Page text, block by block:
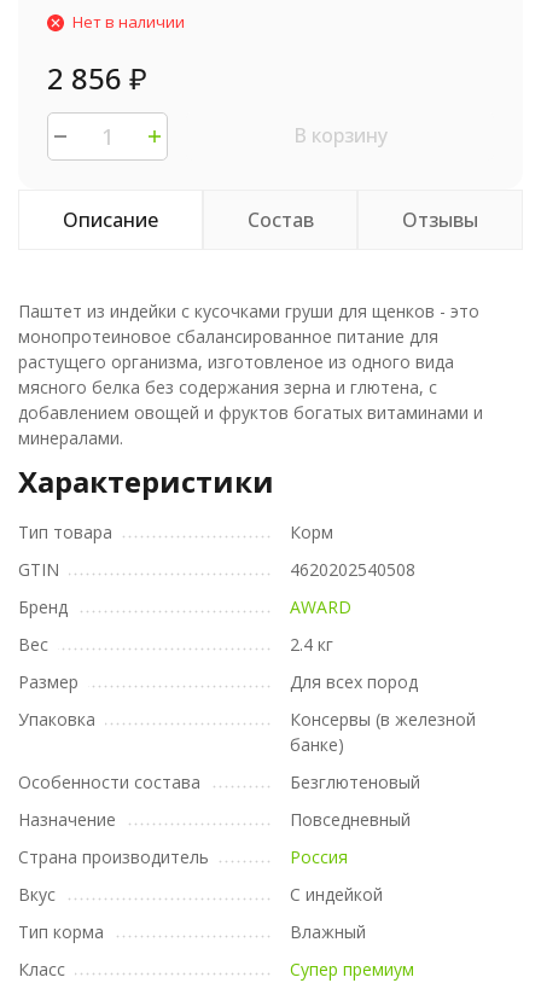
Нет в наличии
2 856 ₽
В корзину
Описание Состав Отзывы
Паштет из индейки с кусочками груши для щенков - это
монопротеиновое сбалансированное питание для
растущего организма, изготовленое из одного вида
мясного белка без содержания зерна и глютена, с
добавлением овощей и фруктов богатых витаминами и
минералами.
Характеристики
Тип товара
Корм
GTIN
4620202540508
Бренд
AWARD
Вес
2.4 кг
Размер
Для всех пород
Упаковка
Консервы (в железной
банке)
Особенности состава
Безглютеновый
Назначение
Повседневный
Страна производитель
Россия
Вкус
С индейкой
Тип корма
Влажный
Класс
Супер премиум